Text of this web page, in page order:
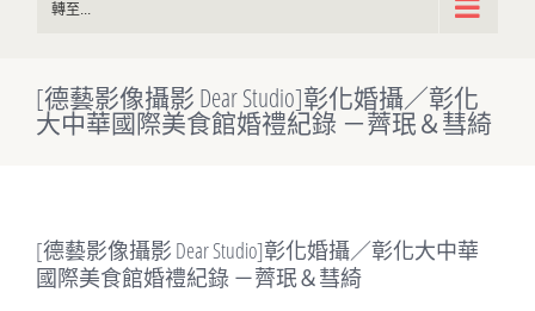
轉至...
[德藝影像攝影 Dear Studio]彰化婚攝／彰化
大中華國際美食館婚禮紀錄 －薺珉＆彗綺
[德藝影像攝影 Dear Studio]彰化婚攝／彰化大中華
國際美食館婚禮紀錄 －薺珉＆彗綺